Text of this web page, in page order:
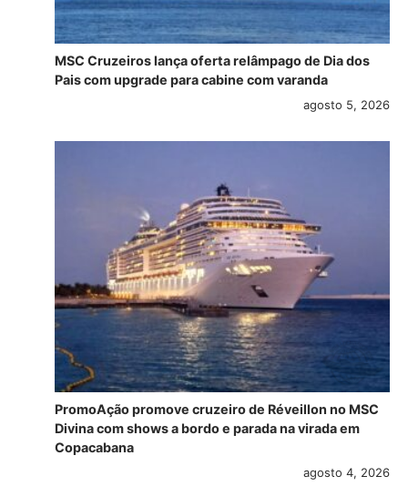
MSC Cruzeiros lança oferta relâmpago de Dia dos
Pais com upgrade para cabine com varanda
agosto 5, 2026
PromoAção promove cruzeiro de Réveillon no MSC
Divina com shows a bordo e parada na virada em
Copacabana
agosto 4, 2026